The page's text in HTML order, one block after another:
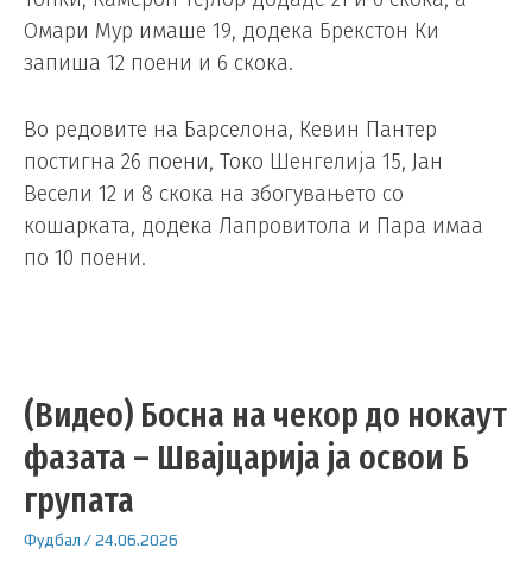
Омари Мур имаше 19, додека Брекстон Ки
запиша 12 поени и 6 скока.
Во редовите на Барселона, Кевин Пантер
постигна 26 поени, Токо Шенгелија 15, Јан
Весели 12 и 8 скока на збогувањето со
кошарката, додека Лапровитола и Пара имаа
по 10 поени.
(Видео) Босна на чекор до нокаут
фазата – Швајцарија ја освои Б
групата
Фудбал /24.06.2026